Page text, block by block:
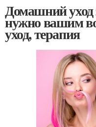
Домашний уход
нужно вашим
уход, терапия